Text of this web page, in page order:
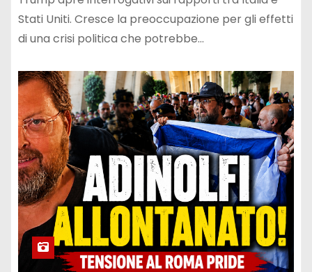
Stati Uniti. Cresce la preoccupazione per gli effetti
di una crisi politica che potrebbe…